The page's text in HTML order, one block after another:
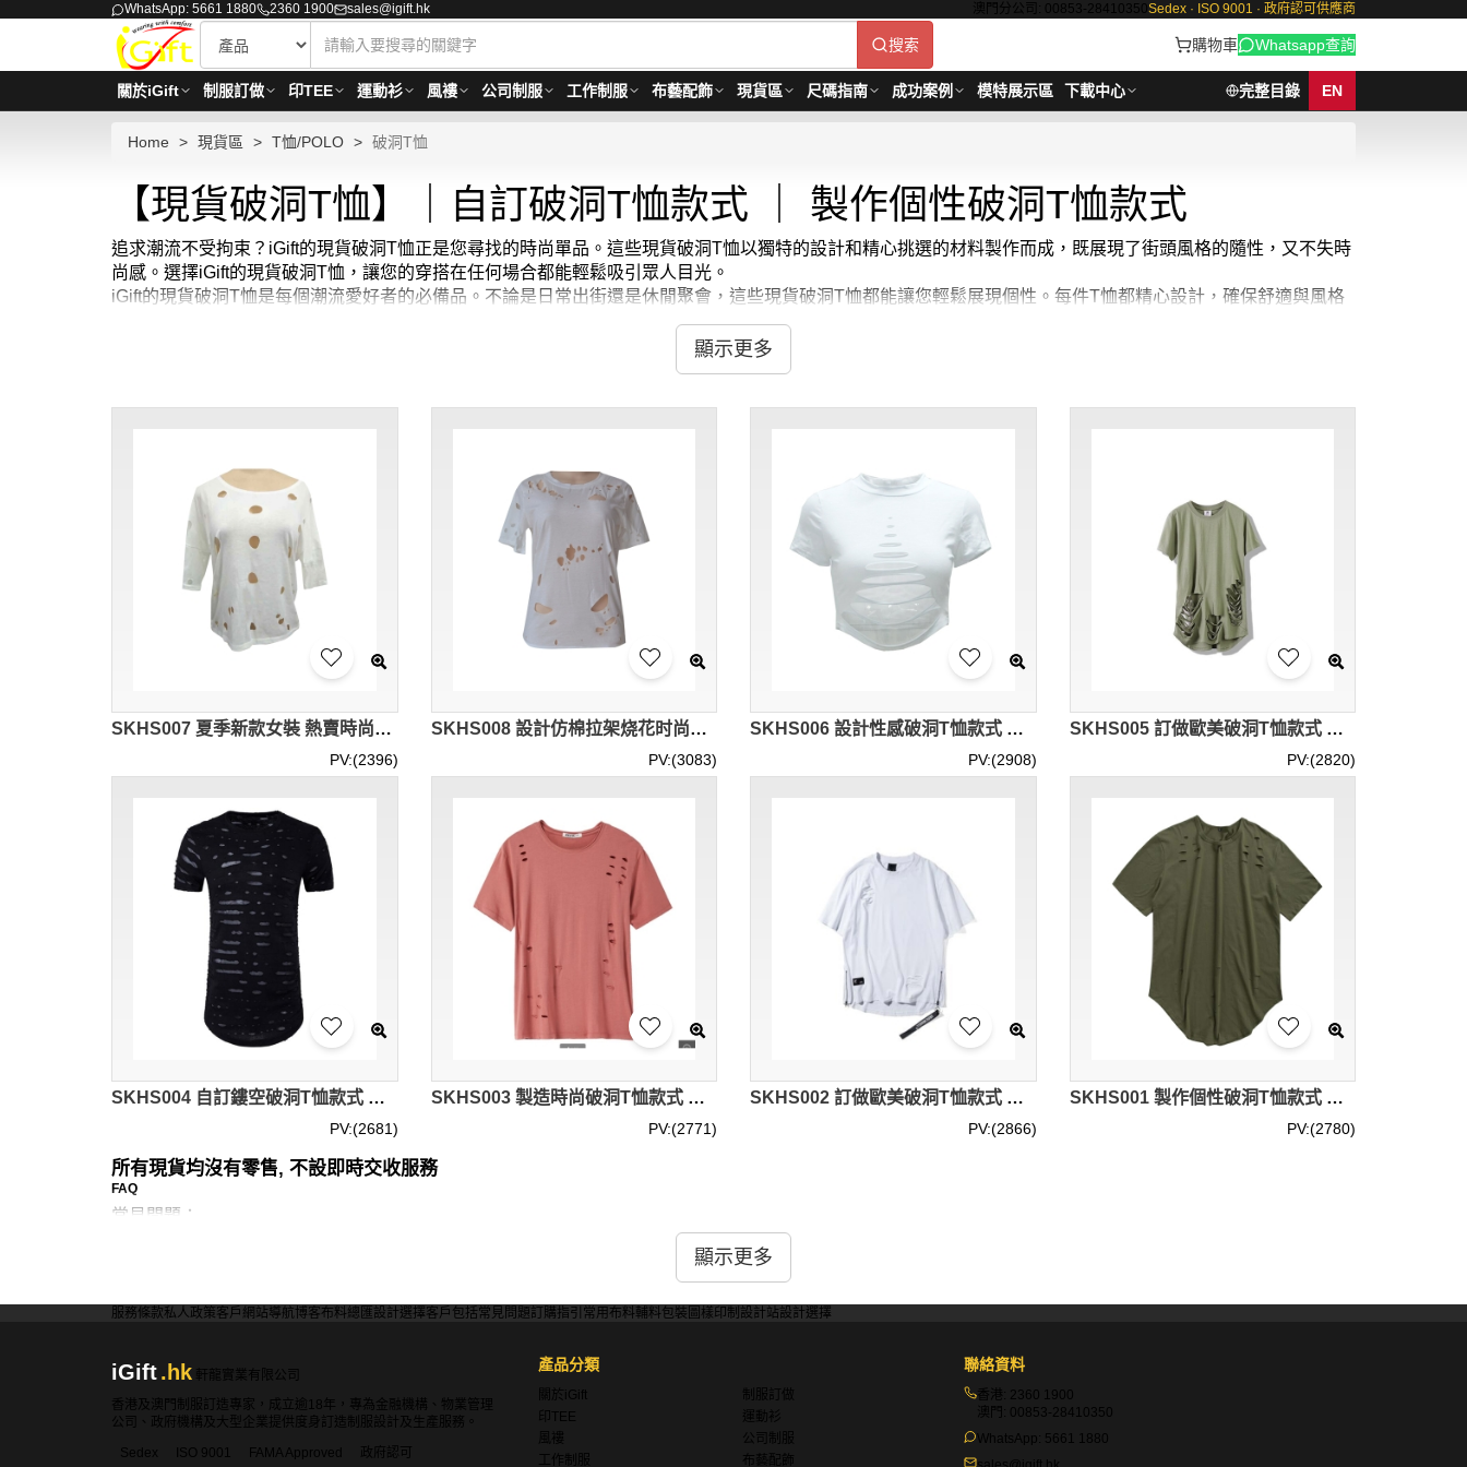
WhatsApp: 5661 1880 2360 1900 sales@igift.hk 澳門分公司: 00853-28410350 Sedex · ISO 9001 · 政府認可供應商
搜索 購物車 Whatsapp查詢
關於iGift 制服訂做 印TEE 運動衫 風褸 公司制服 工作制服 布藝配飾 現貨區 尺碼指南 成功案例 模特展示區 下載中心 完整目錄 EN
Home 現貨區 T恤/POLO 破洞T恤
【現貨破洞T恤】｜自訂破洞T恤款式 ｜ 製作個性破洞T恤款式
追求潮流不受拘束？iGift的現貨破洞T恤正是您尋找的時尚單品。這些現貨破洞T恤以獨特的設計和精心挑選的材料製作而成，既展現了街頭風格的隨性，又不失時
尚感。選擇iGift的現貨破洞T恤，讓您的穿搭在任何場合都能輕鬆吸引眾人目光。
iGift的現貨破洞T恤是每個潮流愛好者的必備品。不論是日常出街還是休閒聚會，這些現貨破洞T恤都能讓您輕鬆展現個性。每件T恤都精心設計，確保舒適與風格
兼備，是您衣櫃中不可或缺的一部分。立即選擇iGift，讓我們的現貨破洞T恤助您每一次外出都充滿自信與魅力。
顯示更多
SKHS007 夏季新款女裝 熱賣時尚圓領鏤空性感上衣 短袖女士T恤 破洞T恤 嘻哈 仿棉拉架 開窿
PV:(2396)
SKHS008 設計仿棉拉架烧花时尚破洞新款T恤 訂做女裝破洞T恤款式 穿窿 製造短款破洞T恤款式 破洞T恤專門店 穿窿 圖案
PV:(3083)
SKHS006 設計性感破洞T恤款式 訂做女裝破洞T恤款式 穿窿 製造短款破洞T恤款式 破洞T恤專門店
PV:(2908)
SKHS005 訂做歐美破洞T恤款式 設計男裝破洞T恤款式 穿窿 製作破洞T恤款式 破洞T恤生產商
PV:(2820)
SKHS004 自訂鏤空破洞T恤款式 製作歐美嘻哈破洞T恤款式 穿窿 訂做破洞T恤款式 破洞T恤中心
PV:(2681)
SKHS003 製造時尚破洞T恤款式 訂做舒適破洞T恤款式 設計破洞T恤款式 破洞T恤專營
PV:(2771)
SKHS002 訂做歐美破洞T恤款式 設計寬鬆時尚破洞T恤款式 乞丐服 製作嘻哈破洞T恤款式 破洞T恤中心
PV:(2866)
SKHS001 製作個性破洞T恤款式 自訂寬鬆破洞T恤款式 乞丐服 破洞T恤 訂造破洞T恤款式 破洞T恤專營
PV:(2780)
所有現貨均沒有零售, 不設即時交收服務
FAQ
常見問題：
答：是的，iGift提供的現貨破洞T恤有多種剪裁風格，例如修身版、寬鬆版和超大版，滿足不同穿著者的需求和時尚品味。
答：是的，iGift的現貨破洞T恤有多種顏色可供選擇，包括經典的黑白色以及各種鮮豔的顏色，適合搭配各種風格的服裝。
問：現貨破洞T恤是否有特殊的水洗效果？
顯示更多
服務條款私人政策客戶 網站導航博客布料總匯設計選擇客戶包括常見問題訂購指引 常用布料輔料包裝 圖樣印制 設計站設計選擇
iGift.hk
軒龍實業有限公司
香港及澳門制服訂造專家，成立逾18年，專為金融機構、物業管理
公司、政府機構及大型企業提供度身訂造制服設計及生產服務。
Sedex
ISO 9001 FAMA Approved 政府認可
產品分類
關於iGift
制服訂做
印TEE
運動衫
風褸
公司制服
工作制服
布藝配飾
聯絡資料
香港: 2360 1900
澳門: 00853-28410350
WhatsApp: 5661 1880